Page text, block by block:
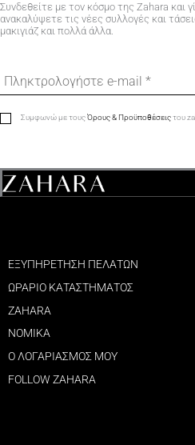
Συνδεθείτε με τον κόσμο της Zahara και
ανακαλύψετε τις νέες συλλογές και
μακιγιάζ και πολλά άλλα.
Συμφωνώ με τουςΌρους & Προϋποθέσειςτου
ΕΞΥΠΗΡΕΤΗΣΗ ΠΕΛΑΤΩΝ
ΩΡΑΡΙΟ ΚΑΤΑΣΤΗΜΑΤΟΣ
ZAHARA
ΝΟΜΙΚΑ
Ο ΛΟΓΑΡΙΑΣΜΟΣ ΜΟΥ
FOLLOW ZAHARA